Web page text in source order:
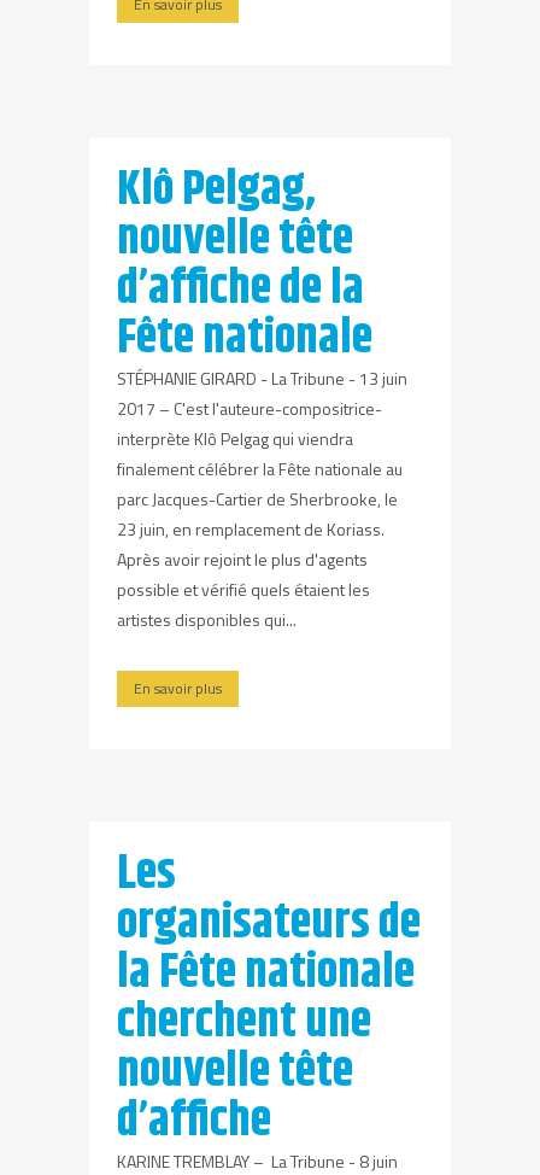
Klô Pelgag,
nouvelle tête
d’affiche de la
Fête nationale
STÉPHANIE GIRARD - La Tribune - 13 juin
2017 – C'est l'auteure-compositrice-
interprète Klô Pelgag qui viendra
finalement célébrer la Fête nationale au
parc Jacques-Cartier de Sherbrooke, le
23 juin, en remplacement de Koriass.
Après avoir rejoint le plus d'agents
possible et vérifié quels étaient les
artistes disponibles qui...
En savoir plus
Les
organisateurs de
la Fête nationale
cherchent une
nouvelle tête
d’affiche
KARINE TREMBLAY – La Tribune - 8 juin